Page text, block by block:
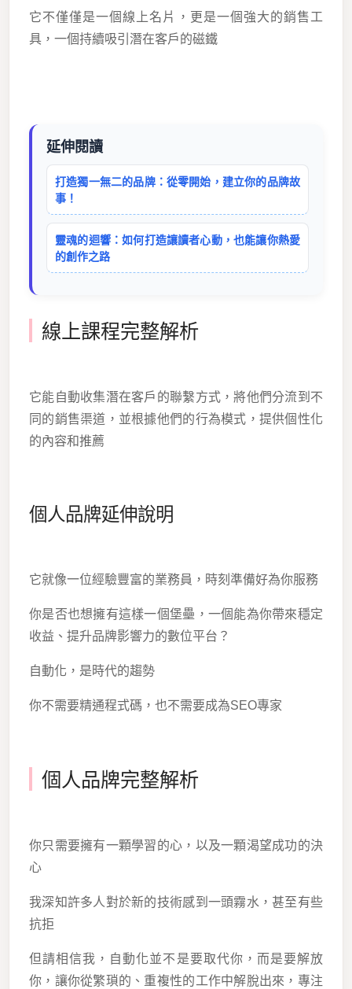
它不僅僅是一個線上名片，更是一個強大的銷售工
具，一個持續吸引潛在客戶的磁鐵
延伸閱讀
打造獨一無二的品牌：從零開始，建立你的品牌故
事！
靈魂的迴響：如何打造讓讀者心動，也能讓你熱愛
的創作之路
線上課程完整解析
它能自動收集潛在客戶的聯繫方式，將他們分流到不
同的銷售渠道，並根據他們的行為模式，提供個性化
的內容和推薦
個人品牌延伸說明
它就像一位經驗豐富的業務員，時刻準備好為你服務
你是否也想擁有這樣一個堡壘，一個能為你帶來穩定
收益、提升品牌影響力的數位平台？
自動化，是時代的趨勢
你不需要精通程式碼，也不需要成為SEO專家
個人品牌完整解析
你只需要擁有一顆學習的心，以及一顆渴望成功的決
心
我深知許多人對於新的技術感到一頭霧水，甚至有些
抗拒
但請相信我，自動化並不是要取代你，而是要解放
你，讓你從繁瑣的、重複性的工作中解脫出來，專注